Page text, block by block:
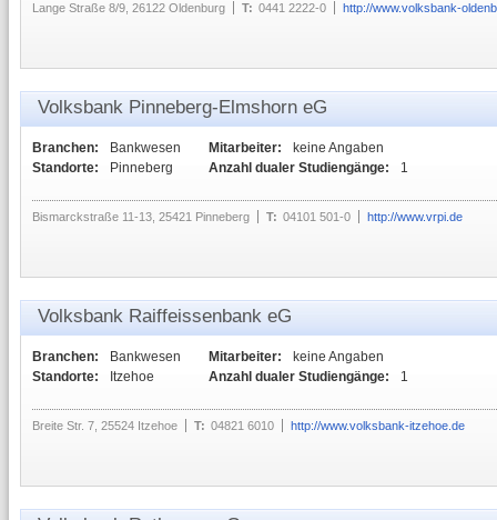
Lange Straße 8/9, 26122 Oldenburg T: 0441 2222-0 http://www.volksbank-
Volksbank Pinneberg-Elmshorn eG
Branchen:
Bankwesen
Standorte:
Pinneberg
Mitarbeiter:
keine Angaben
Anzahl dualer Studiengänge:
1
Bismarckstraße 11-13, 25421 Pinneberg T: 04101 501-0 http://www.vrpi.de
Volksbank Raiffeissenbank eG
Branchen:
Bankwesen
Standorte:
Itzehoe
Mitarbeiter:
keine Angaben
Anzahl dualer Studiengänge:
1
Breite Str. 7, 25524 Itzehoe T: 04821 6010 http://www.volksbank-itzehoe.de